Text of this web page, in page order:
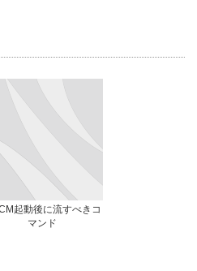
起動後に流すべきコ
マンド